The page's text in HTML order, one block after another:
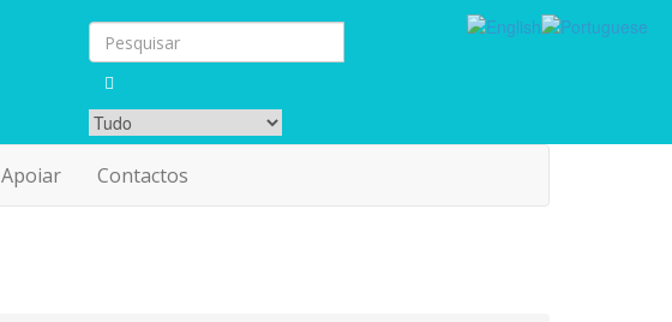
Apoiar Contactos